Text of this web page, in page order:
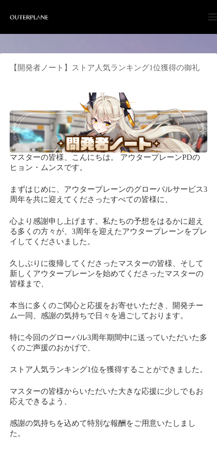
content
【開発者ノート】ストア人気ランキング1位獲得の御礼
マスターの皆様、こんにちは。 アウタープレーンPDの
ヒョン・ムンスです。
まずはじめに、アウタープレーンのグローバルサービス3
周年を共に迎えてくださったすべての皆様に、
心より感謝申し上げます。私たちの予想をはるかに超え
る多くの方々が、3周年を迎えたアウタープレーンをプレ
イしてくださいました。
久しぶりに復帰してくださったマスターの皆様、そして
新しくアウタープレーンを始めてくださったマスターの
皆様まで、
本当に多くのご関心と応援をお寄せいただき、開発チー
ム一同、感謝の気持ちで日々を過ごしております。
特に今回のグローバル3周年期間中に送っていただいた多
くのご声援のおかげで、
ストア人気ランキング1位を獲得することができました。
マスターの皆様からいただいた大きな応援に少しでもお
応えできるよう、
感謝の気持ちを込めて特別な報酬をご用意いたしまし
た。